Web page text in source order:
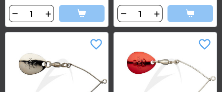
favorite_border favorite_border